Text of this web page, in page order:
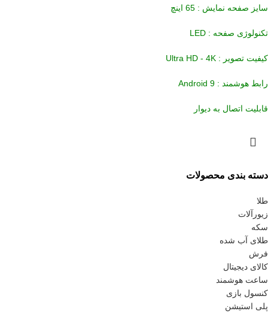
دسته بندی محصولات
طلا
زیورآلات
سکه
طلای آب شده
فرش
کالای دیجیتال
ساعت هوشمند
کنسول بازی
پلی استیشن
سایز صفحه نمایش : 65 اینچ
تکنولوژی صفحه : LED
کیفیت تصویر : Ultra HD - 4K
رابط هوشمند : Android 9
قابلیت اتصال به دیوار